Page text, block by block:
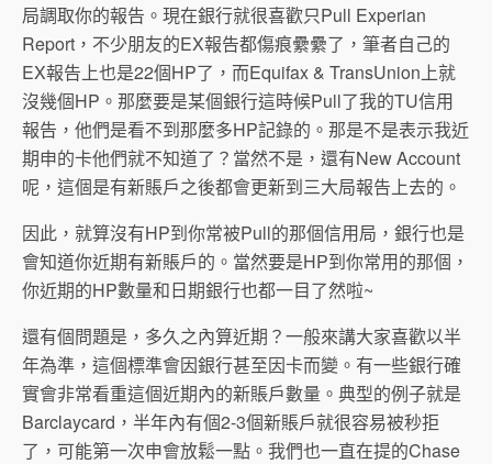
局調取你的報告。現在銀行就很喜歡只Pull Experian
Report，不少朋友的EX報告都傷痕纍纍了，筆者自己的
EX報告上也是22個HP了，而Equifax & TransUnion上就
沒幾個HP。那麼要是某個銀行這時候Pull了我的TU信用
報告，他們是看不到那麼多HP記錄的。那是不是表示我近
期申的卡他們就不知道了？當然不是，還有New Account
呢，這個是有新賬戶之後都會更新到三大局報告上去的。
因此，就算沒有HP到你常被Pull的那個信用局，銀行也是
會知道你近期有新賬戶的。當然要是HP到你常用的那個，
你近期的HP數量和日期銀行也都一目了然啦~
還有個問題是，多久之內算近期？一般來講大家喜歡以半
年為準，這個標準會因銀行甚至因卡而變。有一些銀行確
實會非常看重這個近期內的新賬戶數量。典型的例子就是
Barclaycard，半年內有個2-3個新賬戶就很容易被秒拒
了，可能第一次申會放鬆一點。我們也一直在提的Chase